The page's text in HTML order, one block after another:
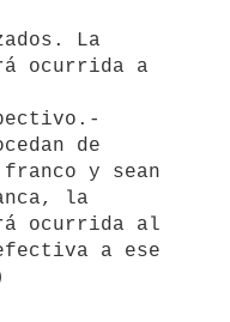
La
ocurrida a
de
y sean
la
ocurrida al
a ese